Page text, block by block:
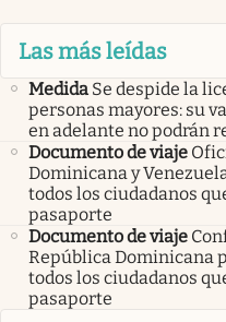
Las más leídas
Medida Se despide la
personas mayores: su
en adelante no podrán
Documento de viaje
Dominicana y
todos los ciudadanos
pasaporte
Documento de viaje
República Dominicana
todos los ciudadanos
pasaporte